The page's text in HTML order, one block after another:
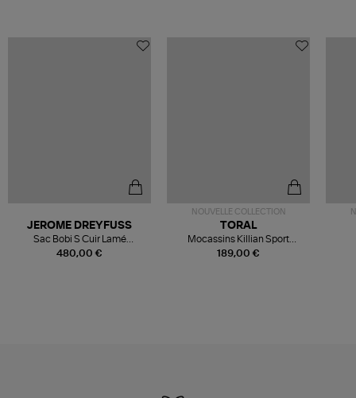
480,00 €
JEROME DREYFUSS
Sac Bobi S Cuir Lamé
Champagne
NOUVELLE COLLECTION
189,00 €
TORAL
Mocassins Killian Sport
Mousse